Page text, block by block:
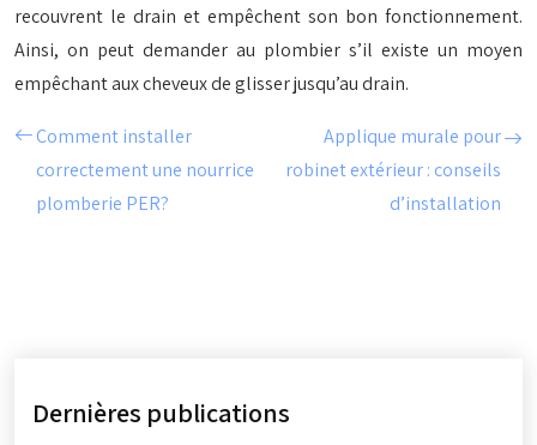
recouvrent le drain et empêchent son bon fonctionnement.
Ainsi, on peut demander au plombier s’il existe un moyen
empêchant aux cheveux de glisser jusqu’au drain.
Comment installer
correctement une nourrice
plomberie PER?
Applique murale pour
robinet extérieur : conseils
d’installation
Dernières publications